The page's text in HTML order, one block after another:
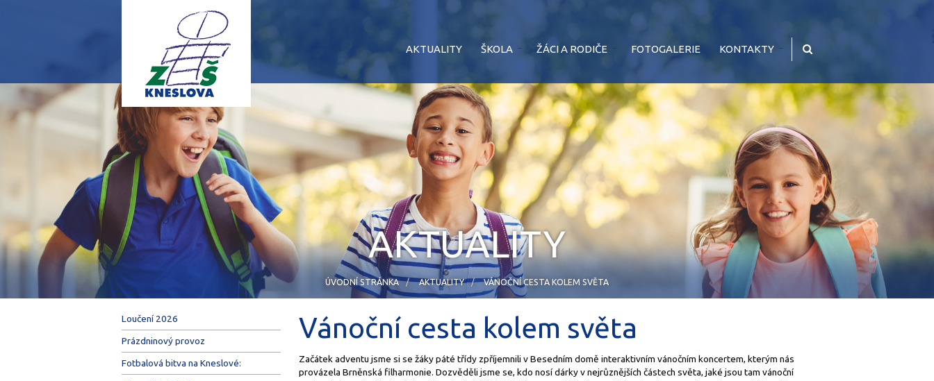
AKTUALITY ŠKOLA ŽÁCI A RODIČE FOTOGALERIE KONTAKTY
AKTUALITY
ÚVODNÍ STRÁNKA AKTUALITY VÁNOČNÍ CESTA KOLEM SVĚTA
Loučení 2026
Prázdninový provoz
Fotbalová bitva na Kneslové:
Vánoční cesta kolem světa
Začátek adventu jsme si se žáky páté třídy zpříjemnili v Besedním domě interaktivním vánočním koncertem, kterým nás
provázela Brněnská filharmonie. Dozvěděli jsme se, kdo nosí dárky v nejrůznějších částech světa, jaké jsou tam vánoční